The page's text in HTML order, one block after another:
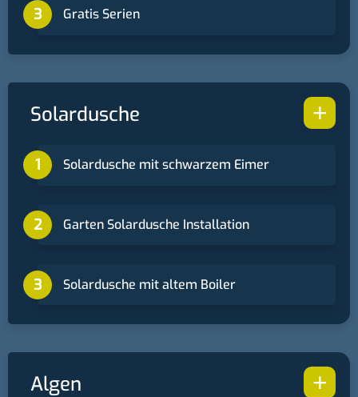
Gratis Serien
+
Solardusche
Solardusche mit schwarzem Eimer
Garten Solardusche Installation
Solardusche mit altem Boiler
+
Algen